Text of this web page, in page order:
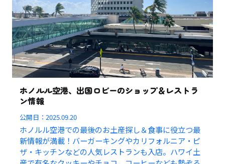
ホノルル空港、出国ロビーのショップ＆レストラ
ン情報
公開日：2025.09.20
ホノルル空港での最後のお土産探し＆食事に役立つ最
新情報が満載！バーガーキングやカリフォルニア・ピ
ザ・キッチンなどの人気レストランも入店。ハワイ土